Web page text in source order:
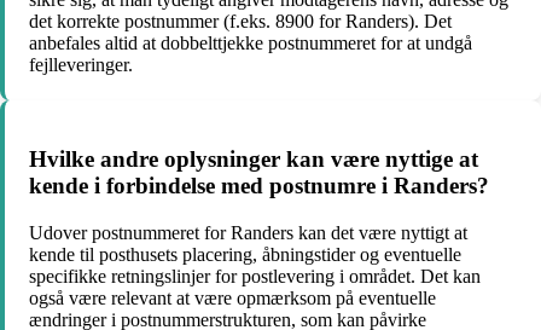
det korrekte postnummer (f.eks. 8900 for Randers). Det
anbefales altid at dobbelttjekke postnummeret for at undgå
fejlleveringer.
Hvilke andre oplysninger kan være nyttige at
kende i forbindelse med postnumre i Randers?
Udover postnummeret for Randers kan det være nyttigt at
kende til posthusets placering, åbningstider og eventuelle
specifikke retningslinjer for postlevering i området. Det kan
også være relevant at være opmærksom på eventuelle
ændringer i postnummerstrukturen, som kan påvirke